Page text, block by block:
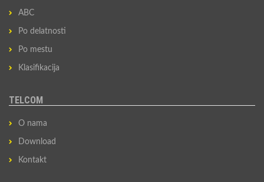
ABC
Po delatnosti
Po mestu
Klasifikacija
TELCOM
O nama
Download
Kontakt